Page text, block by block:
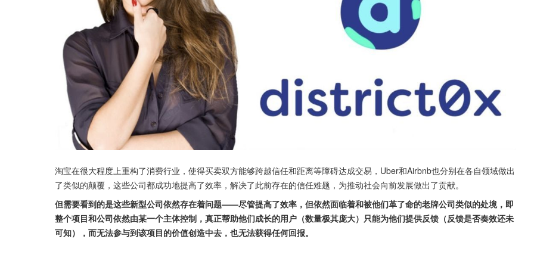
淘宝在很大程度上重构了消费行业，使得买卖双方能够跨越信任和距离等障碍达成交易，Uber和Airbnb也分别在各自领域做出
了类似的颠覆，这些公司都成功地提高了效率，解决了此前存在的信任难题，为推动社会向前发展做出了贡献。
但需要看到的是这些新型公司依然存在着问题——尽管提高了效率，但依然面临着和被他们革了命的老牌公司类似的处境，即
整个项目和公司依然由某一个主体控制，真正帮助他们成长的用户（数量极其庞大）只能为他们提供反馈（反馈是否奏效还未
可知），而无法参与到该项目的价值创造中去，也无法获得任何回报。